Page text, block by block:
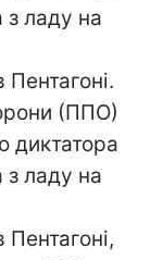
ладу на
(ППО)
диктатора
ладу на